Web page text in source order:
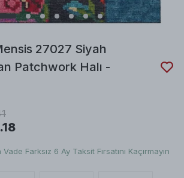
27027 Siyah
Patchwork Halı -
Farksız 6 Ay Taksit Fırsatını Kaçırmayın